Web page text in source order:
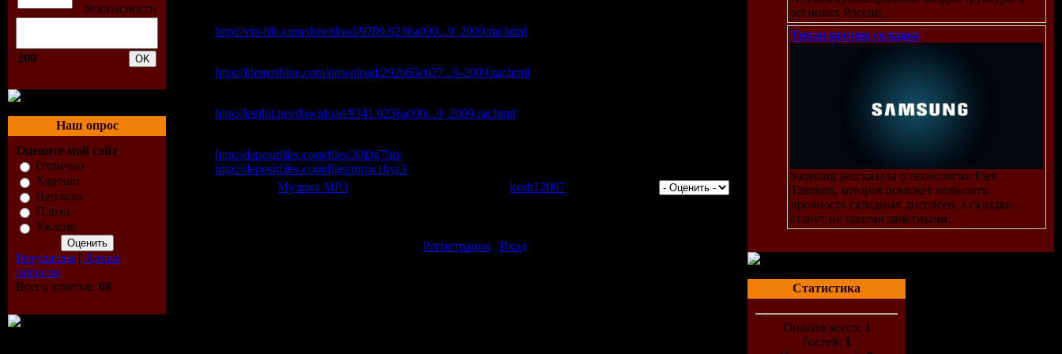
200
Наш опрос
Оцените мой сайт
Отлично
Хорошо
Неплохо
Плохо
Ужасно
Результаты | Архив
опросов
Всего ответов: 68
http://vip-file.com/download/9709.9236a090...9_2009.rar.html
http://filemashine.com/download/292b63c027...9-2009.rar.html
http://letitbit.net/download/9341.9236a090...9_2009.rar.html
http://depositfiles.com/files/30l0g7hix
http://depositfiles.com/files/rnnw1hyr3
Музыка МР3 kosh12007
Регистрация| Вход]
регионах России.
Титан против складок
Samsung рассказала о технологии Flex
Titanium, которая поможет повысить
прочность складных дисплеев, а складки
станут не такими заметными.
Статистика
Онлайн всего: 1
Гостей: 1